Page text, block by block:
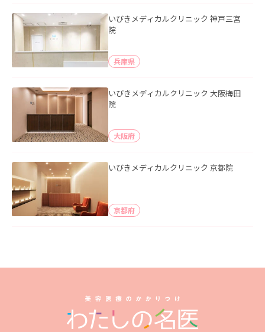
いびきメディカルクリニック 神戸三宮
院
兵庫県
いびきメディカルクリニック 大阪梅田
院
大阪府
いびきメディカルクリニック 京都院
京都府